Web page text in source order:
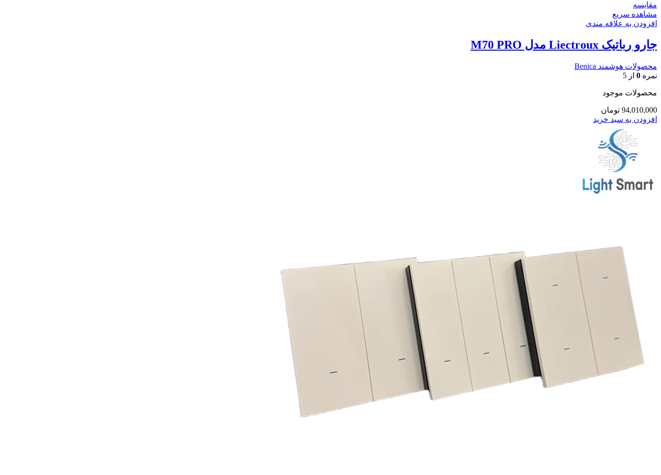
مقایسه
مشاهده سریع
افزودن به علاقه مندی
جارو رباتیک Liectroux مدل M70 PRO
محصولات هوشمند Benica
نمره 0 از 5
محصولات موجود
94,010,000 تومان
افزودن به سبد خرید